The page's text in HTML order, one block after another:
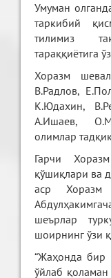
Умуман
таркибий
тилимиз
тараққиётига
Хоразм
В.Радлов,
К.Юдахин,
А.Ишаев,
олимлар
Гарчи
қўшиқлари ва
аср Хоразм
шеърлар
шоирнинг ўзи
“Жаҳонда бир
ўйлаб